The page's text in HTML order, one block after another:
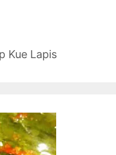
Kue Lapis